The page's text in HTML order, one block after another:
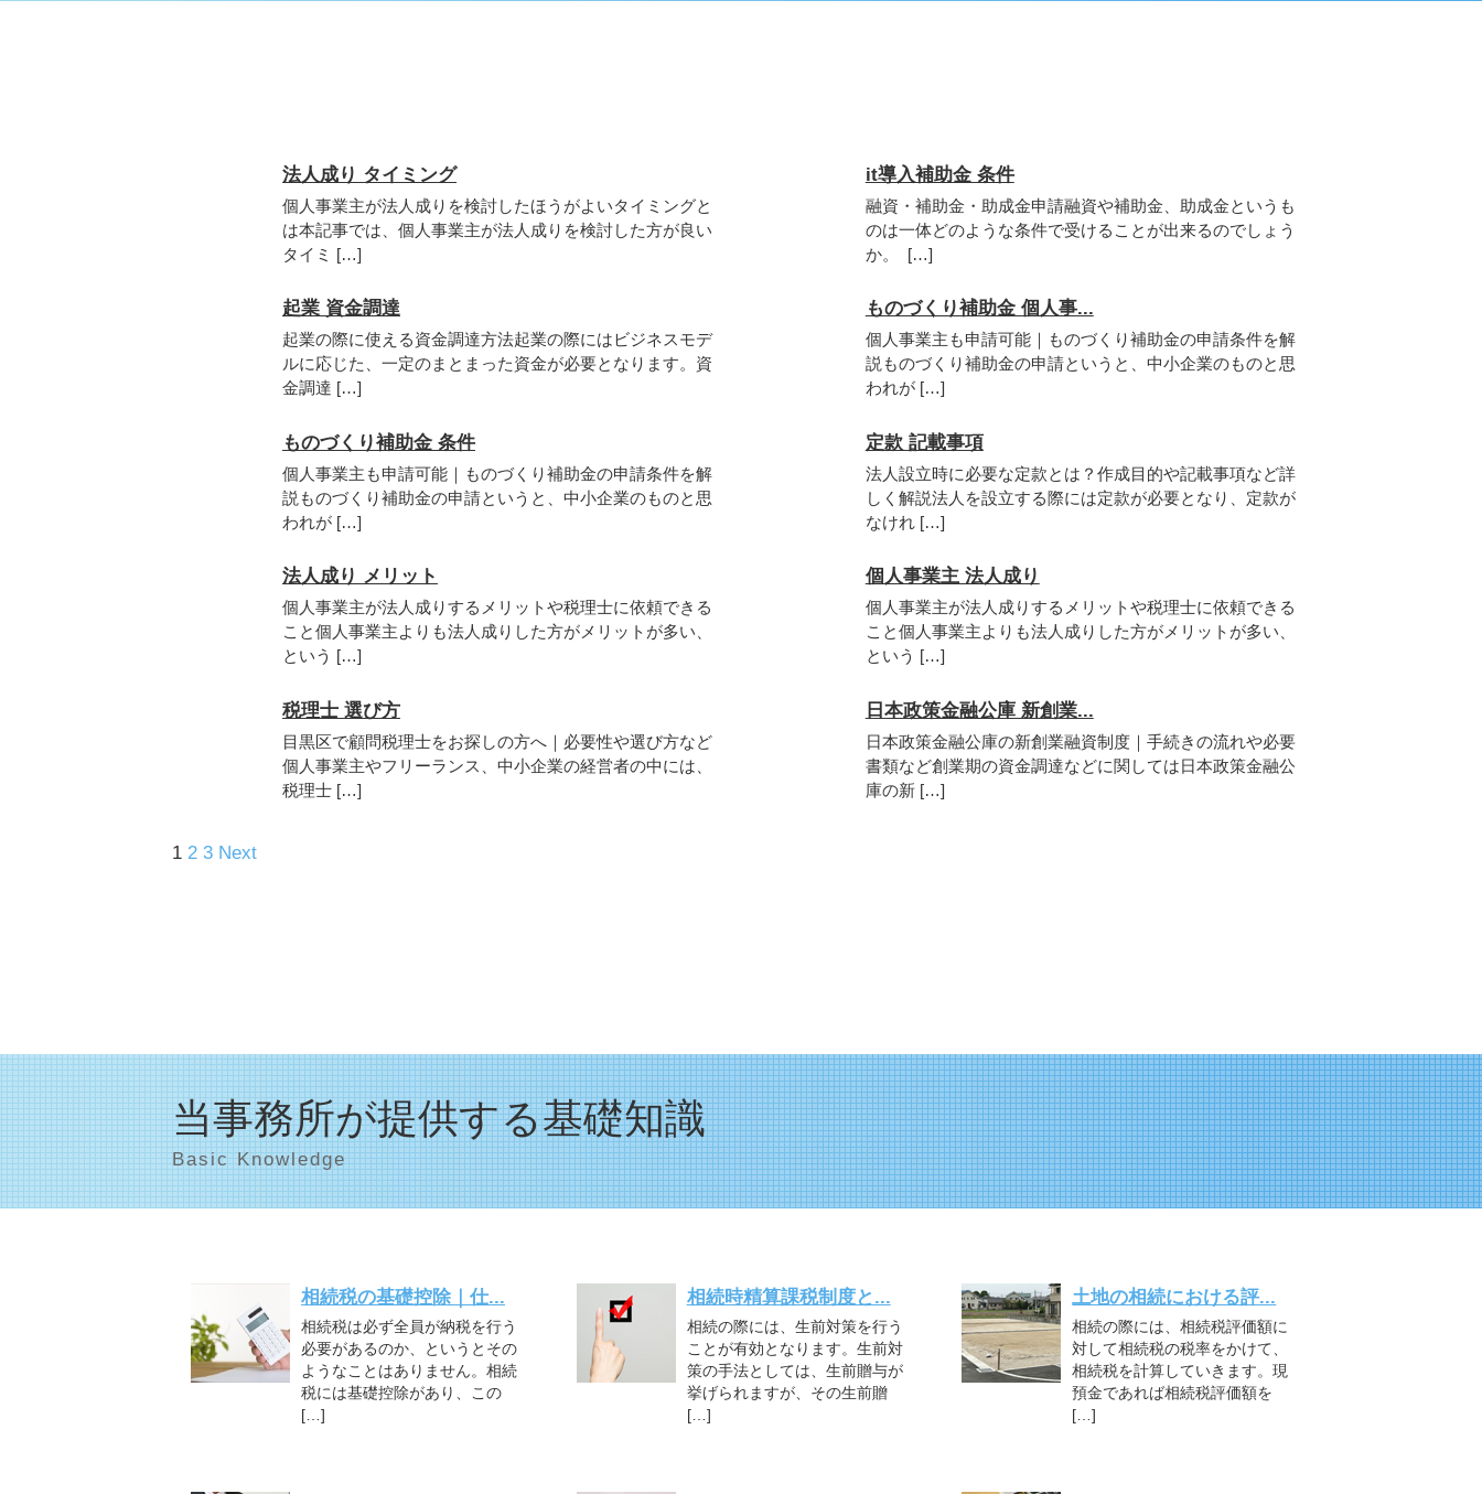
法人成り タイミング
個人事業主が法人成りを検討したほうがよいタイミングと
は本記事では、個人事業主が法人成りを検討した方が良い
タイミ […]
it導入補助金 条件
融資・補助金・助成金申請融資や補助金、助成金というも
のは一体どのような条件で受けることが出来るのでしょう
か。 […]
起業 資金調達
起業の際に使える資金調達方法起業の際にはビジネスモデ
ルに応じた、一定のまとまった資金が必要となります。資
金調達 […]
ものづくり補助金 個人事...
個人事業主も申請可能｜ものづくり補助金の申請条件を解
説ものづくり補助金の申請というと、中小企業のものと思
われが […]
ものづくり補助金 条件
個人事業主も申請可能｜ものづくり補助金の申請条件を解
説ものづくり補助金の申請というと、中小企業のものと思
われが […]
定款 記載事項
法人設立時に必要な定款とは？作成目的や記載事項など詳
しく解説法人を設立する際には定款が必要となり、定款が
なけれ […]
法人成り メリット
個人事業主が法人成りするメリットや税理士に依頼できる
こと個人事業主よりも法人成りした方がメリットが多い、
という […]
個人事業主 法人成り
個人事業主が法人成りするメリットや税理士に依頼できる
こと個人事業主よりも法人成りした方がメリットが多い、
という […]
税理士 選び方
目黒区で顧問税理士をお探しの方へ｜必要性や選び方など
個人事業主やフリーランス、中小企業の経営者の中には、
税理士 […]
日本政策金融公庫 新創業...
日本政策金融公庫の新創業融資制度｜手続きの流れや必要
書類など創業期の資金調達などに関しては日本政策金融公
庫の新 […]
1 2 3 Next
当事務所が提供する基礎知識
Basic Knowledge
相続税の基礎控除｜仕...
相続税は必ず全員が納税を行う
必要があるのか、というとその
ようなことはありません。相続
税には基礎控除があり、この
[…]
相続時精算課税制度と...
相続の際には、生前対策を行う
ことが有効となります。生前対
策の手法としては、生前贈与が
挙げられますが、その生前贈
[…]
土地の相続における評...
相続の際には、相続税評価額に
対して相続税の税率をかけて、
相続税を計算していきます。現
預金であれば相続税評価額を
[…]